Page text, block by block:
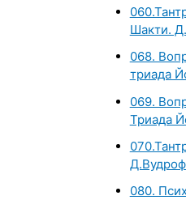
Шакти.
068.
триада
069.
Триада
080.